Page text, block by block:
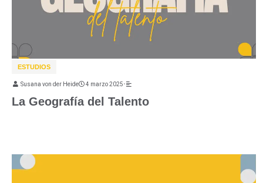
ESTUDIOS
La Geografía del Talento
Susana von der Heide 4 marzo 2025•